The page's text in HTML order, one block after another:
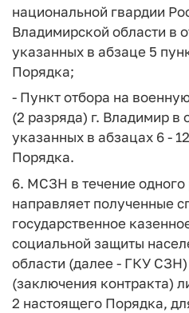
национальной гвардии
Владимирской области в
указанных в абзаце 5
Порядка;
- Пункт отбора на
(2 разряда) г. Владимир в
указанных в абзацах 6 -
Порядка.
6. МСЗН в течение одного
направляет полученные
государственное
социальной защиты
области (далее - ГКУ
(заключения контракта)
2 настоящего Порядка,